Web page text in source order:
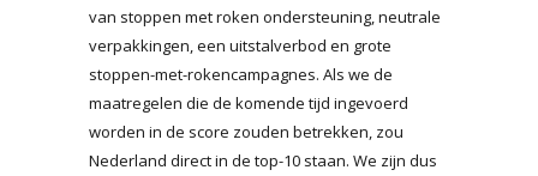
van stoppen met roken ondersteuning, neutrale
verpakkingen, een uitstalverbod en grote
stoppen-met-rokencampagnes. Als we de
maatregelen die de komende tijd ingevoerd
worden in de score zouden betrekken, zou
Nederland direct in de top-10 staan. We zijn dus